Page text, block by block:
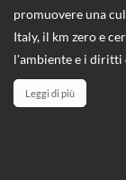
promuovere una
Italy, il km zero e
l'ambiente e i diritti
Leggi di più